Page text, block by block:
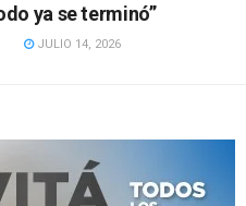
ya se terminó”
JULIO 14, 2026